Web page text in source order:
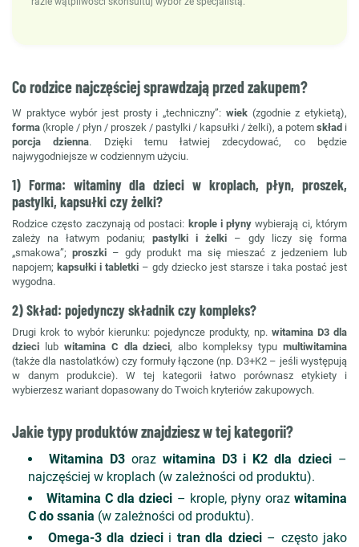
Co rodzice najczęściej sprawdzają przed zakupem?
W praktyce wybór jest prosty i „techniczny”: wiek(zgodnie z etykietą),
forma (krople / płyn / proszek / pastylki / kapsułki / żelki), a potem skład i
porcja dzienna. Dzięki temu łatwiej zdecydować, co będzie
najwygodniejsze w codziennym użyciu.
1) Forma: witaminy dla dzieci w kroplach, płyn, proszek,
pastylki, kapsułki czy żelki?
Rodzice często zaczynają od postaci: krople i płyny wybierają ci, którym
zależy na łatwym podaniu; pastylki i żelki – gdy liczy się forma
„smakowa”;proszki – gdy produkt ma się mieszać z jedzeniem lub
napojem; kapsułki i tabletki – gdy dziecko jest starsze i taka postać jest
wygodna.
2) Skład: pojedynczy składnik czy kompleks?
Drugi krok to wybór kierunku: pojedyncze produkty, np. witamina D3 dla
dzieci lub witamina C dla dzieci, albo kompleksy typumultiwitamina
(także dla nastolatków) czy formuły łączone (np. D3+K2 – jeśli występują
w danym produkcie). W tej kategorii łatwo porównasz etykiety i
wybierzesz wariant dopasowany do Twoich kryteriów zakupowych.
Jakie typy produktów znajdziesz w tej kategorii?
Witamina D3oraz witamina D3 i K2 dla dzieci –
najczęściej w kroplach (w zależności od produktu).
Witamina C dla dzieci – krople, płyny orazwitamina
C do ssania (w zależności od produktu).
Omega-3 dla dziecii tran dla dzieci– często jako